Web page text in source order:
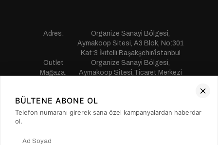
Adres:
Organize Sanayi Bölgesi,
Aymakoop Sitesi, A3 Blok, No:301
Kat:3 İkitelli Başakşehir/İstanbul
Outlet
Mağaza:
Organize Sanayi Bölgesi,
Aymakoop Sitesi,Ticaret Merkezi
Telefon:
0850 441 55 77
E-mail:
musterihizmetleri@saillakers.com.tr
BÜLTENE ABONE OL
Telefon numaranı girerek sana özel kampanyalardan haberdar
ol.